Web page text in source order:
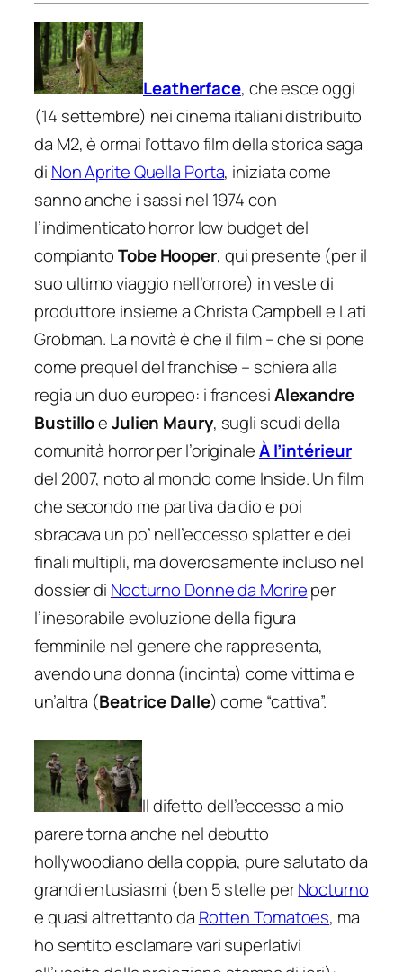
Leatherface, che esce oggi
(14 settembre) nei cinema italiani distribuito
da M2, è ormai l’ottavo film della storica saga
di Non Aprite Quella Porta, iniziata come
sanno anche i sassi nel 1974 con
l’indimenticato horror low budget del
compiantoTobe Hooper, qui presente (per il
suo ultimo viaggio nell’orrore) in veste di
produttore insieme a Christa Campbell e Lati
Grobman. La novità è che il film – che si pone
come prequel del franchise – schiera alla
regia un duo europeo: i francesiAlexandre
BustilloeJulien Maury, sugli scudi della
comunità horror per l’originaleÀ l’intérieur
del 2007, noto al mondo come Inside. Un film
che secondo me partiva da dio e poi
sbracava un po’ nell’eccesso splatter e dei
finali multipli, ma doverosamente incluso nel
dossier di Nocturno Donne da Morireper
l’inesorabile evoluzione della figura
femminile nel genere che rappresenta,
avendo una donna (incinta) come vittima e
un’altra (Beatrice Dalle) come “cattiva”.
Il difetto dell’eccesso a mio
parere torna anche nel debutto
hollywoodiano della coppia, pure salutato da
grandi entusiasmi (ben 5 stelle perNocturno
e quasi altrettanto da Rotten Tomatoes, ma
ho sentito esclamare vari superlativi